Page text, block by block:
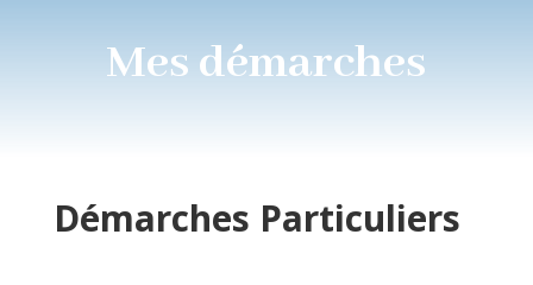
Mes démarches
Démarches Particuliers